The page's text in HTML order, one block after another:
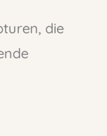
die